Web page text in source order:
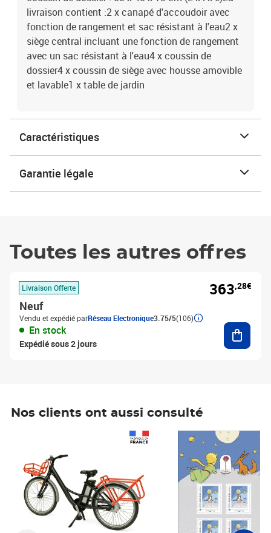
livraison contient :2 x canapé d'accoudoir avec
fonction de rangement et sac résistant à l'eau2 x
siège central incluant une fonction de rangement
avec un sac résistant à l'eau4 x coussin de
dossier4 x coussin de siège avec housse amovible
et lavable1 x table de jardin
Caractéristiques
Garantie légale
Toutes les autres offres
Livraison Offerte
Neuf
Vendu et expédié parRéseau Electronique3.75/5(106)
En stock
Expédié sous 2 jours
363,28€
Nos clients ont aussi consulté
Prix 7,50€